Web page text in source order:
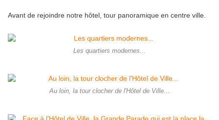
Avant de rejoindre notre hôtel, tour panoramique en centre ville.
Les quartiers modernes...
Au loin, la tour clocher de l'Hôtel de Ville...